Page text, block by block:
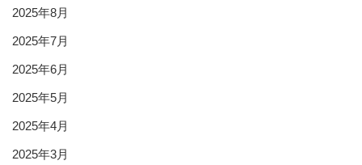
2025年8月
2025年7月
2025年6月
2025年5月
2025年4月
2025年3月